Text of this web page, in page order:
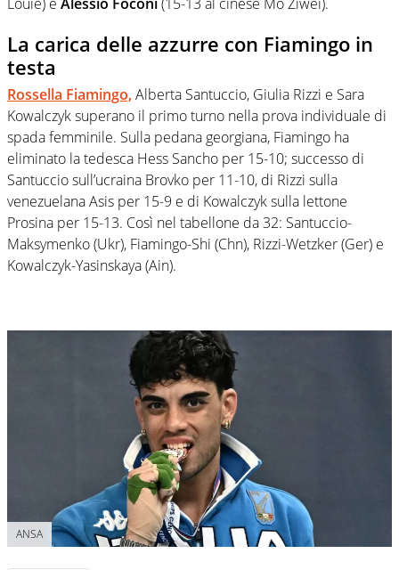
La carica delle azzurre con Fiamingo in
testa
Rossella Fiamingo,Alberta Santuccio, Giulia Rizzi e Sara
Kowalczyk superano il primo turno nella prova individuale di
spada femminile. Sulla pedana georgiana, Fiamingo ha
eliminato la tedesca Hess Sancho per 15-10; successo di
Santuccio sull’ucraina Brovko per 11-10, di Rizzi sulla
venezuelana Asis per 15-9 e di Kowalczyk sulla lettone
Prosina per 15-13. Così nel tabellone da 32: Santuccio-
Maksymenko (Ukr), Fiamingo-Shi (Chn), Rizzi-Wetzker (Ger) e
Kowalczyk-Yasinskaya (Ain).
ANSA